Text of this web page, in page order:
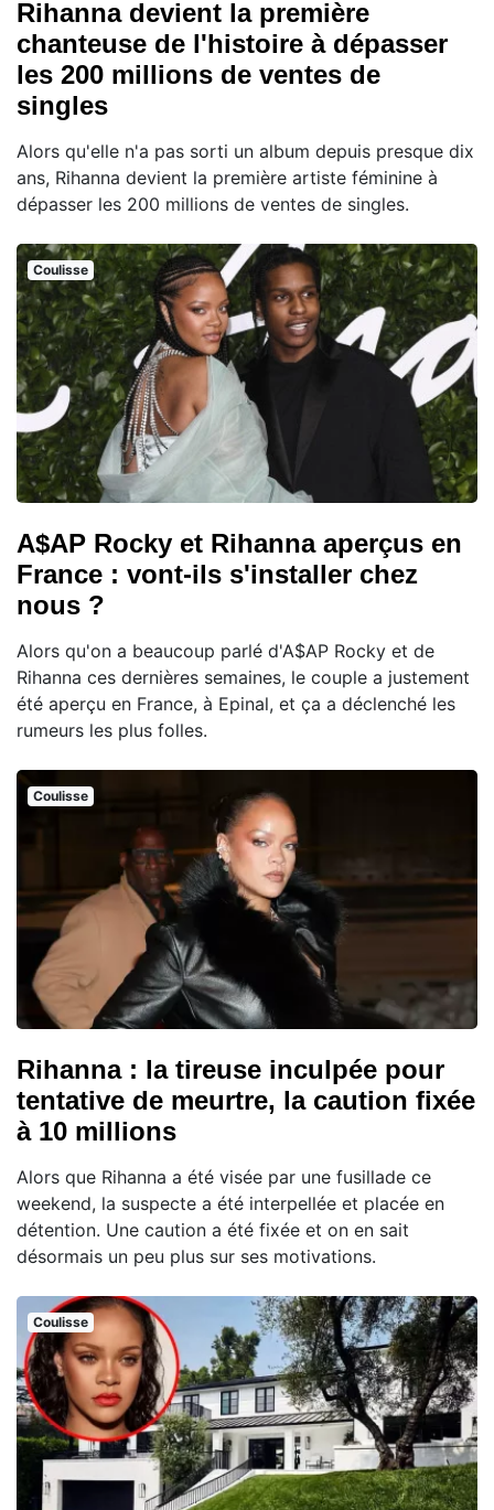
Rihanna devient la première
chanteuse de l'histoire à dépasser
les 200 millions de ventes de
singles
Alors qu'elle n'a pas sorti un album depuis presque dix
ans, Rihanna devient la première artiste féminine à
dépasser les 200 millions de ventes de singles.
Coulisse
A$AP Rocky et Rihanna aperçus en
France : vont-ils s'installer chez
nous ?
Alors qu'on a beaucoup parlé d'A$AP Rocky et de
Rihanna ces dernières semaines, le couple a justement
été aperçu en France, à Epinal, et ça a déclenché les
rumeurs les plus folles.
Coulisse
Rihanna : la tireuse inculpée pour
tentative de meurtre, la caution fixée
à 10 millions
Alors que Rihanna a été visée par une fusillade ce
weekend, la suspecte a été interpellée et placée en
détention. Une caution a été fixée et on en sait
désormais un peu plus sur ses motivations.
Coulisse